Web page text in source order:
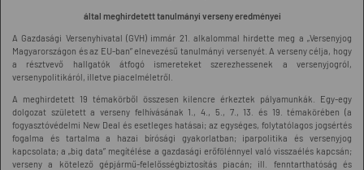
által meghirdetett tanulmányi verseny eredményei
A Gazdasági Versenyhivatal (GVH) immár 21. alkalommal hirdette meg a „Versenyjog
Magyarországon és az EU-ban” elnevezésű tanulmányi versenyét. A verseny célja, hogy
a résztvevő hallgatók átfogó ismereteket szerezhessenek a versenyjogról,
versenypolitikáról, illetve piacelméletről.
A meghirdetett 19 témakörből összesen kilencre érkeztek pályamunkák. Egy-egy
dolgozat született a verseny felhívásának 1., 4., 5., 7., 13. és 19. témakörében (a
fogyasztóvédelmi New Deal és esetleges hatásai; az egységes, folytatólagos jogsértés
fogalma és tartalma a hazai bírósági gyakorlatban; iparpolitika és versenyjog
kapcsolata; a „big data” megítélése a gazdasági erőfölénnyel való visszaélés kapcsán;
verseny a kötelező gépjármű-felelősségbiztosítás piacán; ill. fenntarthatóság és